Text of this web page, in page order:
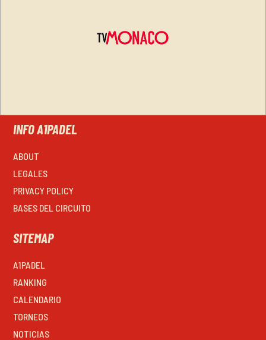
INFO A1PADEL
ABOUT
LEGALES
PRIVACY POLICY
BASES DEL CIRCUITO
SITEMAP
A1PADEL
RANKING
CALENDARIO
TORNEOS
NOTICIAS